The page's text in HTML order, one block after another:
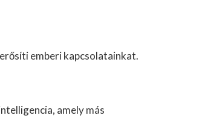
emberi kapcsolatainkat.
amely más